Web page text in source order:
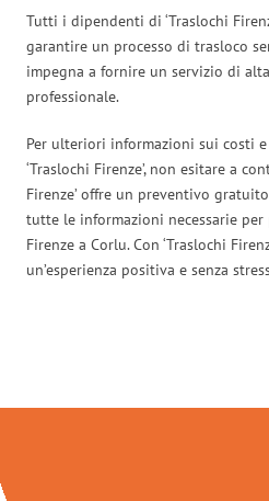
Tutti i dipendenti di ‘Traslochi
garantire un processo di trasloco
impegna a fornire un servizio di
professionale.
Per ulteriori informazioni sui costi
‘Traslochi Firenze’, non esitare a
Firenze’ offre un preventivo
tutte le informazioni necessarie
Firenze a Corlu. Con ‘Traslochi
un’esperienza positiva e senza